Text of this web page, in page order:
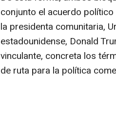
conjunto el acuerdo
la presidenta comunitaria,
estadounidense, Donald
vinculante, concreta los
de ruta para la política